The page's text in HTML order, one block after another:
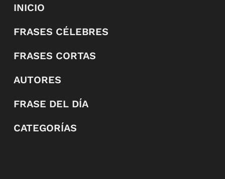
INICIO
FRASES CÉLEBRES
FRASES CORTAS
AUTORES
FRASE DEL DÍA
CATEGORÍAS